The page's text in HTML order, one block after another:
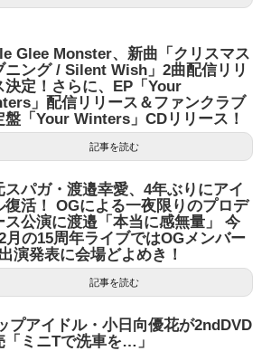
Glee Monster、新曲「クリスマス
ニング / Silent Wish」2曲配信リリ
決定！さらに、EP「Your
」配信リリース＆ファンクラブ
盤「Your Winters」CDリリース！
記事を読む
スパガ・渡邉幸愛、4年ぶりにアイ
復活！ OGによる一夜限りのプロデ
ス公演に渡邉「本当に感無量」 今
月の15周年ライブではOGメンバー
演発表に会場どよめき！
記事を読む
プアイドル・小日向優花が2ndDVD
「ミニTで洗車を…」